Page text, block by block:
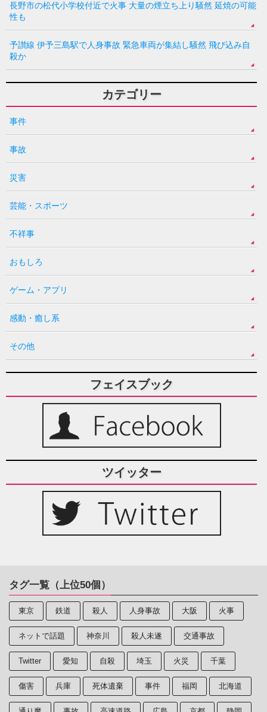
長野市の松代小学校付近で火事 大量の煙立ち上り騒然 延焼の可能
性も
予讃線 伊予三島駅で人身事故 緊急車両が集結し騒然 飛び込み自
殺か
カテゴリー
事件
事故
災害
芸能・スポーツ
不祥事
おもしろ
ゲーム・アプリ
感動・癒し系
その他
フェイスブック
ツイッター
タグ一覧（上位50個）
東京 鉄道 殺人 人身事故 大阪 火事
ネットで話題 神奈川 殺人未遂 交通事故
Twitter 愛知 自殺 埼玉 火災 千葉
傷害 兵庫 死体遺棄 事件 福岡 北海道